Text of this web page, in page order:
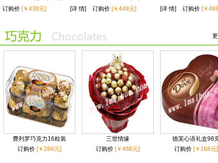
订购价 [￥438元] [详 情]
订购价 [￥448元] [详 情] 订购价 [￥
费列罗巧克力16粒装
订购价[￥268元]
三世情缘
订购价[￥468元]
德芙心语礼盒98
订购价[￥168元]